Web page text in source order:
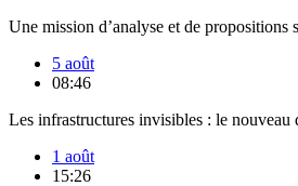
Une mission d’analyse et de propositions
5 août
08:46
Les infrastructures invisibles : le nouveau
1 août
15:26